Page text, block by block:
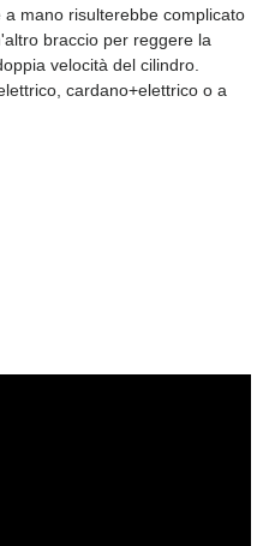
mano risulterebbe complicato
braccio per reggere la
velocità del cilindro.
cardano+elettrico o a